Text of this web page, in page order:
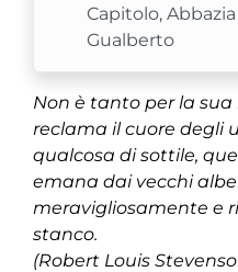
Capitolo,
Gualberto
Non è tanto per la sua
reclama il cuore degli
qualcosa di sottile,
emana dai vecchi
meravigliosamente e
stanco.
(Robert Louis